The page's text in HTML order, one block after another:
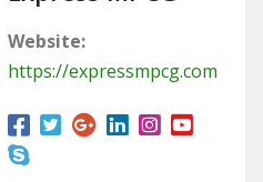
Website:
https://expressmpcg.com